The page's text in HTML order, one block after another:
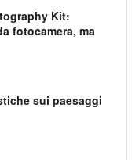
Kit:
fotocamera, ma
sui paesaggi